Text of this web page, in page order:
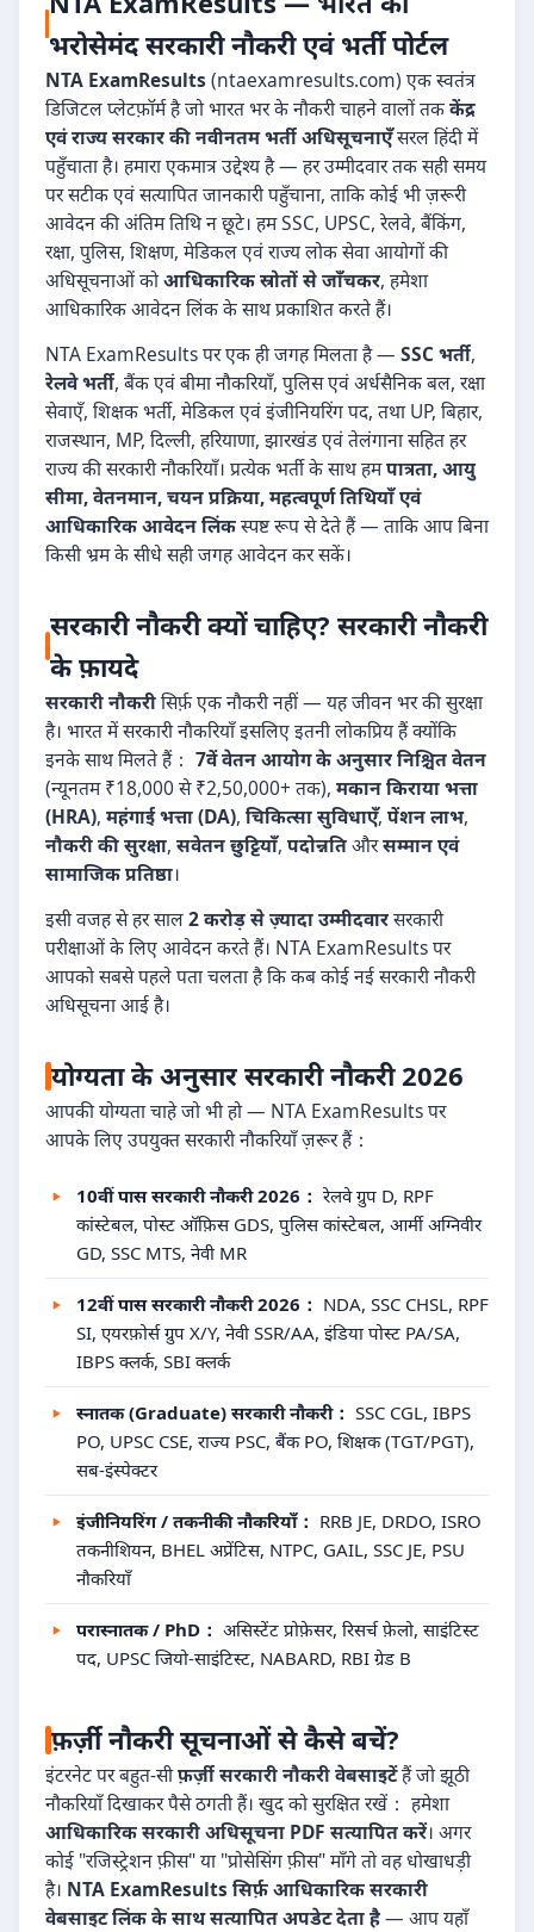
भरोसेमंद सरकारी नौकरी एवं भर्ती पोर्टल
NTA ExamResults (ntaexamresults.com) एक स्वतंत्र
डिजिटल प्लेटफ़ॉर्म है जो भारत भर के नौकरी चाहने वालों तककेंद्र
एवं राज्य सरकार की नवीनतम भर्ती अधिसूचनाएँसरल हिंदी में
पहुँचाता है। हमारा एकमात्र उद्देश्य है — हर उम्मीदवार तक सही समय
पर सटीक एवं सत्यापित जानकारी पहुँचाना, ताकि कोई भी ज़रूरी
आवेदन की अंतिम तिथि न छूटे। हम SSC, UPSC, रेलवे, बैंकिंग,
रक्षा, पुलिस, शिक्षण, मेडिकल एवं राज्य लोक सेवा आयोगों की
अधिसूचनाओं कोआधिकारिक स्रोतों से जाँचकर, हमेशा
आधिकारिक आवेदन लिंक के साथ प्रकाशित करते हैं।
NTA ExamResults पर एक ही जगह मिलता है — SSC भर्ती,
रेलवे भर्ती, बैंक एवं बीमा नौकरियाँ, पुलिस एवं अर्धसैनिक बल, रक्षा
सेवाएँ, शिक्षक भर्ती, मेडिकल एवं इंजीनियरिंग पद, तथा UP, बिहार,
राजस्थान, MP, दिल्ली, हरियाणा, झारखंड एवं तेलंगाना सहित हर
राज्य की सरकारी नौकरियाँ। प्रत्येक भर्ती के साथ हमपात्रता, आयु
सीमा, वेतनमान, चयन प्रक्रिया, महत्वपूर्ण तिथियाँ एवं
आधिकारिक आवेदन लिंकस्पष्ट रूप से देते हैं — ताकि आप बिना
किसी भ्रम के सीधे सही जगह आवेदन कर सकें।
सरकारी नौकरी क्यों चाहिए? सरकारी नौकरी
के फ़ायदे
सरकारी नौकरीसिर्फ़ एक नौकरी नहीं — यह जीवन भर की सुरक्षा
है। भारत में सरकारी नौकरियाँ इसलिए इतनी लोकप्रिय हैं क्योंकि
इनके साथ मिलते हैं： 7वें वेतन आयोग के अनुसार निश्चित वेतन
(न्यूनतम ₹18,000 से ₹2,50,000+ तक), मकान किराया भत्ता
(HRA), महंगाई भत्ता (DA), चिकित्सा सुविधाएँ, पेंशन लाभ,
नौकरी की सुरक्षा, सवेतन छुट्टियाँ, पदोन्नतिऔरसम्मान एवं
सामाजिक प्रतिष्ठा।
इसी वजह से हर साल2 करोड़ से ज़्यादा उम्मीदवारसरकारी
परीक्षाओं के लिए आवेदन करते हैं। NTA ExamResults पर
आपको सबसे पहले पता चलता है कि कब कोई नई सरकारी नौकरी
अधिसूचना आई है।
योग्यता के अनुसार सरकारी नौकरी 2026
आपकी योग्यता चाहे जो भी हो — NTA ExamResults पर
आपके लिए उपयुक्त सरकारी नौकरियाँ ज़रूर हैं：
10वीं पास सरकारी नौकरी 2026： रेलवे ग्रुप D, RPF
कांस्टेबल, पोस्ट ऑफ़िस GDS, पुलिस कांस्टेबल, आर्मी अग्निवीर
GD, SSC MTS, नेवी MR
12वीं पास सरकारी नौकरी 2026： NDA, SSC CHSL, RPF
SI, एयरफ़ोर्स ग्रुप X/Y, नेवी SSR/AA, इंडिया पोस्ट PA/SA,
IBPS क्लर्क, SBI क्लर्क
स्नातक (Graduate) सरकारी नौकरी： SSC CGL, IBPS
PO, UPSC CSE, राज्य PSC, बैंक PO, शिक्षक (TGT/PGT),
सब-इंस्पेक्टर
इंजीनियरिंग / तकनीकी नौकरियाँ： RRB JE, DRDO, ISRO
तकनीशियन, BHEL अप्रेंटिस, NTPC, GAIL, SSC JE, PSU
नौकरियाँ
परास्नातक / PhD： असिस्टेंट प्रोफ़ेसर, रिसर्च फ़ेलो, साइंटिस्ट
पद, UPSC जियो-साइंटिस्ट, NABARD, RBI ग्रेड B
फ़र्ज़ी नौकरी सूचनाओं से कैसे बचें?
इंटरनेट पर बहुत-सीफ़र्ज़ी सरकारी नौकरी वेबसाइटेंहैं जो झूठी
नौकरियाँ दिखाकर पैसे ठगती हैं। खुद को सुरक्षित रखें： हमेशा
आधिकारिक सरकारी अधिसूचना PDF सत्यापित करें। अगर
कोई "रजिस्ट्रेशन फ़ीस" या "प्रोसेसिंग फ़ीस" माँगे तो वह धोखाधड़ी
है। NTA ExamResults सिर्फ़ आधिकारिक सरकारी
वेबसाइट लिंक के साथ सत्यापित अपडेट देता है— आप यहाँ